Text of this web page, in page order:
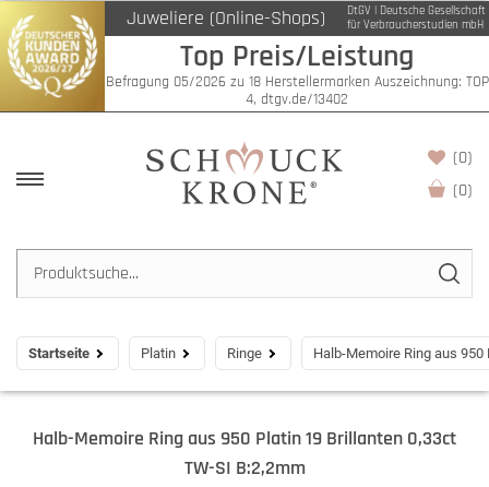
Juweliere (Online-Shops)
DtGV | Deutsche Gesellschaft
für Verbraucherstudien mbH
Top Preis/Leistung
Befragung 05/2026 zu 18 Herstellermarken Auszeichnung: TOP
4, dtgv.de/13402
(0)
(0)
Startseite Platin Ringe Halb-Memoire Ring aus
Halb-Memoire Ring aus 950 Platin 19 Brillanten 0,33ct
TW-SI B:2,2mm